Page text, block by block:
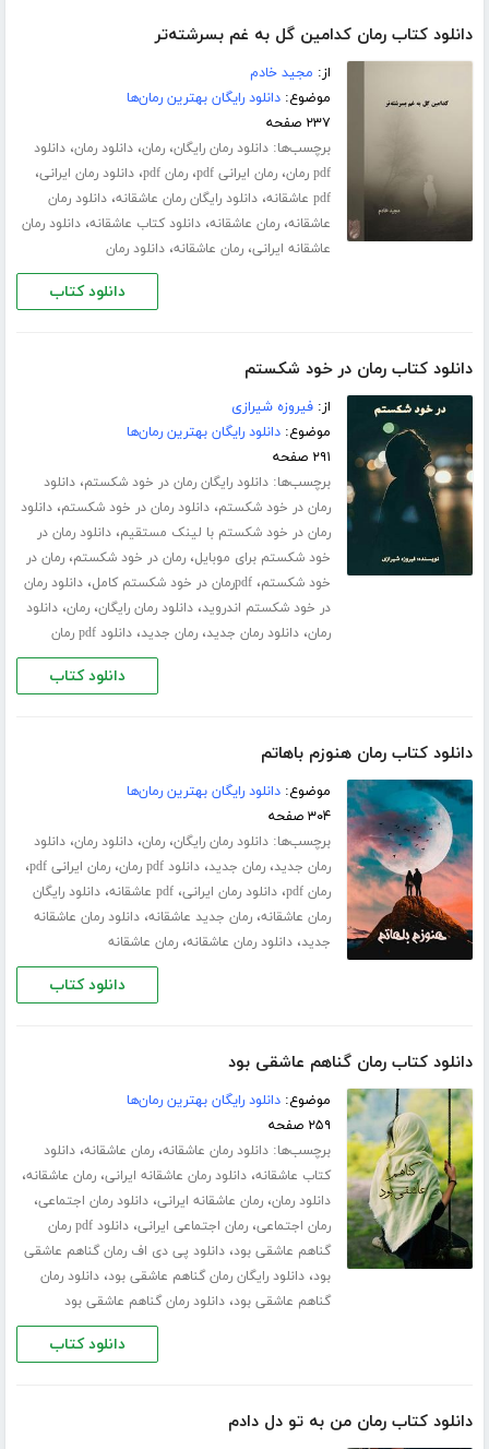
دانلود کتاب رمان کدامین گل به غم بسرشته‌تر
از: مجید خادم
موضوع:دانلود رایگان بهترین رمان‌ها
۲۳۷ صفحه
برچسب‌ها:دانلود رمان رایگان،رمان،دانلود رمان،دانلود
pdf رمان
،رمان ایرانی pdf ،رمان pdf ،دانلود رمان ایرانی،
pdf عاشقانه ،دانلود رایگان رمان عاشقانه،دانلود رمان
عاشقانه،رمان عاشقانه،دانلود کتاب عاشقانه،دانلود رمان
عاشقانه ایرانی،رمان عاشقانه،دانلود رمان
دانلود کتاب
دانلود کتاب رمان در خود شکستم
از:فیروزه شیرازی
موضوع:دانلود رایگان بهترین رمان‌ها
۲۹۱ صفحه
برچسب‌ها:دانلود رایگان رمان در خود شکستم،دانلود
رمان در خود شکستم،دانلود رمان در خود شکستم،دانلود
رمان در خود شکستم با لینک مستقیم،دانلود رمان در
خود شکستم برای موبایل،رمان در خود شکستم،رمان در
خود شکستم،pdfرمان در خود شکستم کامل ،دانلود رمان
در خود شکستم اندروید،دانلود رمان رایگان،رمان،دانلود
رمان،دانلود رمان جدید،رمان جدید،دانلود pdf رمان
دانلود کتاب
دانلود کتاب رمان هنوزم باهاتم
موضوع:دانلود رایگان بهترین رمان‌ها
۳۰۴ صفحه
برچسب‌ها:دانلود رمان رایگان،رمان،دانلود رمان،دانلود
رمان جدید،رمان جدید،دانلود pdf رمان ،رمان ایرانی pdf ،
رمان pdf ،دانلود رمان ایرانی،pdf عاشقانه ،دانلود رایگان
رمان عاشقانه،رمان جدید عاشقانه،دانلود رمان عاشقانه
جدید،دانلود رمان عاشقانه،رمان عاشقانه
دانلود کتاب
دانلود کتاب رمان گناهم عاشقی بود
موضوع:دانلود رایگان بهترین رمان‌ها
۲۵۹ صفحه
برچسب‌ها:دانلود رمان عاشقانه،رمان عاشقانه،دانلود
کتاب عاشقانه،دانلود رمان عاشقانه ایرانی،رمان عاشقانه،
دانلود رمان،رمان عاشقانه ایرانی،دانلود رمان اجتماعی،
رمان اجتماعی،رمان اجتماعی ایرانی،
دانلود pdf رمان
گناهم عاشقی بود،دانلود پی دی اف رمان گناهم عاشقی
بود،دانلود رایگان رمان گناهم عاشقی بود،دانلود رمان
گناهم عاشقی بود،دانلود رمان گناهم عاشقی بود
دانلود کتاب
دانلود کتاب رمان من به تو دل دادم